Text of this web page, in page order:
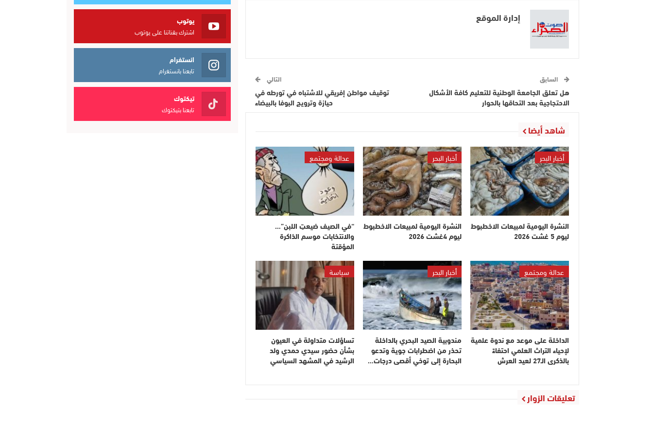
إدارة الموقع
السابق
هل تعلق الجامعة الوطنية للتعليم كافة الأشكال
الاحتجاجية بعد التحاقها بالحوار
التالي
توقيف مواطن إفريقي للاشتباه في تورطه في
حيازة وترويج البوفا بالبيضاء
شاهد أيضا
أخبار البحر
النشرة اليومية لمبيعات الاخطبوط
ليوم 5 غشت 2026
أخبار البحر
النشرة اليومية لمبيعات الاخطبوط
ليوم 4غشت 2026
عدالة ومجتمع
“في الصيف ضيعتِ اللبن”…
والانتخابات موسم الذاكرة
المؤقتة
عدالة ومجتمع
الداخلة على موعد مع ندوة علمية
لإحياء التراث العلمي احتفاءً
بالذكرى الـ27 لعيد العرش
أخبار البحر
مندوبية الصيد البحري بالداخلة
تحذر من اضطرابات جوية وتدعو
البحارة إلى توخي أقصى درجات…
سياسة
تساؤلات متداولة في العيون
بشأن حضور سيدي حمدي ولد
الرشيد في المشهد السياسي
تعليقات الزوار
يوتوب
اشترك بقناتنا على يوتوب
انستغرام
تابعنا بانستغرام
تيكتوك
تابعنا بتيكتوك